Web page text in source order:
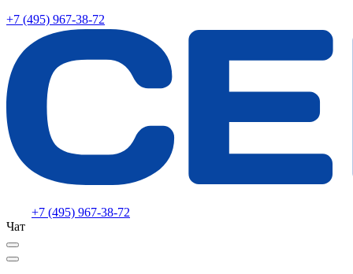
+7 (495) 967-38-72
+7 (495) 967-38-72
Чат